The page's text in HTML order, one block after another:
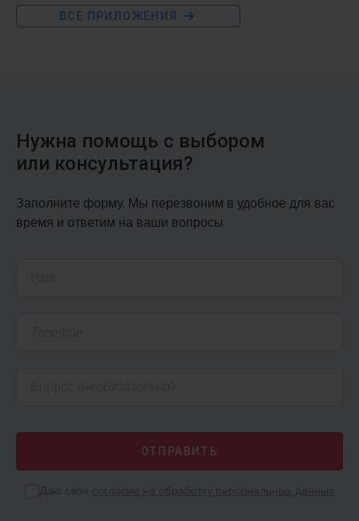
АРЕНДА ФРЕШ
ВСЕ ПРИЛОЖЕНИЯ
Нужна помощь с выбором
или консультация?
Заполните форму. Мы перезвоним в удобное для вас
время и ответим на ваши вопросы